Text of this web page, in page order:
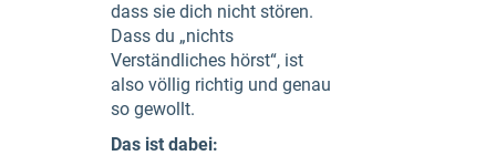
dass sie dich nicht stören.
Dass du „nichts
Verständliches hörst“, ist
also völlig richtig und genau
so gewollt.
Das ist dabei: